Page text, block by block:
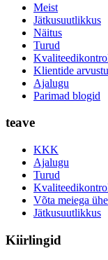
Meist
Jätkusuutlikkus
Näitus
Turud
Klientide
Ajalugu
Parimad blogid
teave
KKK
Ajalugu
Turud
Võta meiega
Jätkusuutlikkus
Kiirlingid